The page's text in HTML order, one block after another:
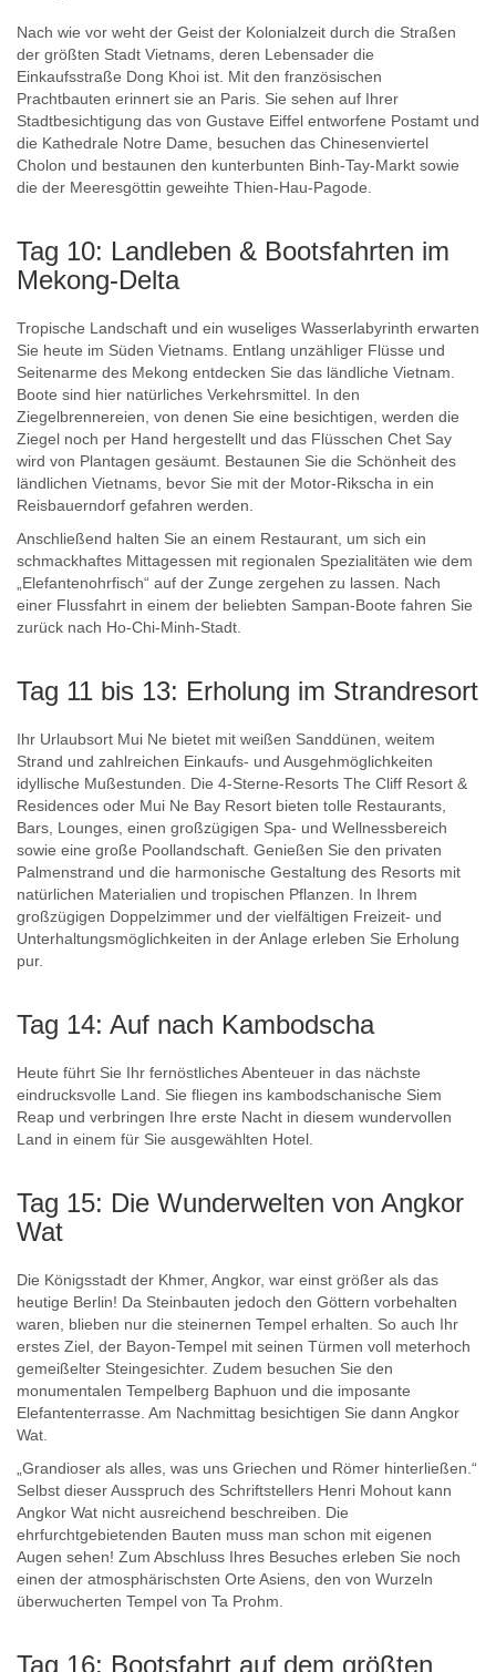
Nach wie vor weht der Geist der Kolonialzeit durch die Straßen
der größten Stadt Vietnams, deren Lebensader die
Einkaufsstraße Dong Khoi ist. Mit den französischen
Prachtbauten erinnert sie an Paris. Sie sehen auf Ihrer
Stadtbesichtigung das von Gustave Eiffel entworfene Postamt und
die Kathedrale Notre Dame, besuchen das Chinesenviertel
Cholon und bestaunen den kunterbunten Binh-Tay-Markt sowie
die der Meeresgöttin geweihte Thien-Hau-Pagode.
Tag 10: Landleben & Bootsfahrten im
Mekong-Delta
Tropische Landschaft und ein wuseliges Wasserlabyrinth erwarten
Sie heute im Süden Vietnams. Entlang unzähliger Flüsse und
Seitenarme des Mekong entdecken Sie das ländliche Vietnam.
Boote sind hier natürliches Verkehrsmittel. In den
Ziegelbrennereien, von denen Sie eine besichtigen, werden die
Ziegel noch per Hand hergestellt und das Flüsschen Chet Say
wird von Plantagen gesäumt. Bestaunen Sie die Schönheit des
ländlichen Vietnams, bevor Sie mit der Motor-Rikscha in ein
Reisbauerndorf gefahren werden.
Anschließend halten Sie an einem Restaurant, um sich ein
schmackhaftes Mittagessen mit regionalen Spezialitäten wie dem
„Elefantenohrfisch“ auf der Zunge zergehen zu lassen. Nach
einer Flussfahrt in einem der beliebten Sampan-Boote fahren Sie
zurück nach Ho-Chi-Minh-Stadt.
Tag 11 bis 13: Erholung im Strandresort
Ihr Urlaubsort Mui Ne bietet mit weißen Sanddünen, weitem
Strand und zahlreichen Einkaufs- und Ausgehmöglichkeiten
idyllische Mußestunden. Die 4-Sterne-Resorts The Cliff Resort &
Residences oder Mui Ne Bay Resort bieten tolle Restaurants,
Bars, Lounges, einen großzügigen Spa- und Wellnessbereich
sowie eine große Poollandschaft. Genießen Sie den privaten
Palmenstrand und die harmonische Gestaltung des Resorts mit
natürlichen Materialien und tropischen Pflanzen. In Ihrem
großzügigen Doppelzimmer und der vielfältigen Freizeit- und
Unterhaltungsmöglichkeiten in der Anlage erleben Sie Erholung
pur.
Tag 14: Auf nach Kambodscha
Heute führt Sie Ihr fernöstliches Abenteuer in das nächste
eindrucksvolle Land. Sie fliegen ins kambodschanische Siem
Reap und verbringen Ihre erste Nacht in diesem wundervollen
Land in einem für Sie ausgewählten Hotel.
Tag 15: Die Wunderwelten von Angkor
Wat
Die Königsstadt der Khmer, Angkor, war einst größer als das
heutige Berlin! Da Steinbauten jedoch den Göttern vorbehalten
waren, blieben nur die steinernen Tempel erhalten. So auch Ihr
erstes Ziel, der Bayon-Tempel mit seinen Türmen voll meterhoch
gemeißelter Steingesichter. Zudem besuchen Sie den
monumentalen Tempelberg Baphuon und die imposante
Elefantenterrasse. Am Nachmittag besichtigen Sie dann Angkor
Wat.
„Grandioser als alles, was uns Griechen und Römer hinterließen.“
Selbst dieser Ausspruch des Schriftstellers Henri Mohout kann
Angkor Wat nicht ausreichend beschreiben. Die
ehrfurchtgebietenden Bauten muss man schon mit eigenen
Augen sehen! Zum Abschluss Ihres Besuches erleben Sie noch
einen der atmosphärischsten Orte Asiens, den von Wurzeln
überwucherten Tempel von Ta Prohm.
Tag 16: Bootsfahrt auf dem größten